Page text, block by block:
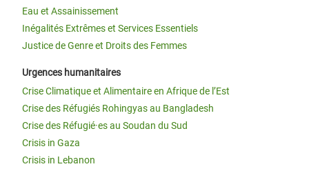
Eau et Assainissement
Inégalités Extrêmes et Services Essentiels
Justice de Genre et Droits des Femmes
Urgences humanitaires
Crise Climatique et Alimentaire en Afrique de l’Est
Crise des Réfugiés Rohingyas au Bangladesh
Crise des Réfugié·es au Soudan du Sud
Crisis in Gaza
Crisis in Lebanon